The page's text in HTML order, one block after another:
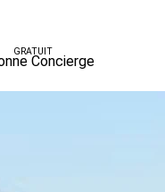
GRATUIT
Concierge